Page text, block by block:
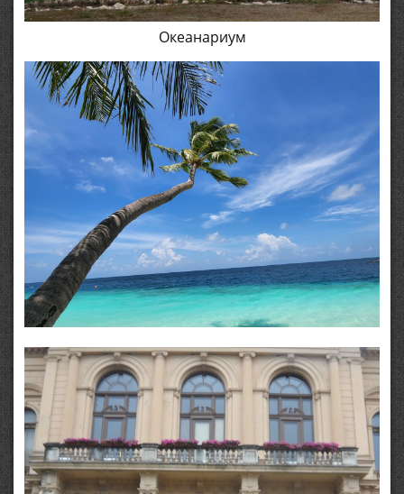
Океанариум